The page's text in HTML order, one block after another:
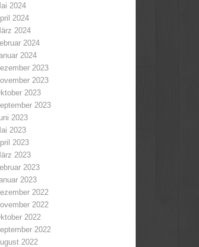
2024
2024
2024
2024
2024
2023
2023
2023
2023
2023
2023
2023
2023
2023
2023
2022
2022
2022
2022
2022